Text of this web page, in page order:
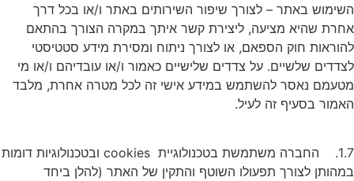
השימוש באתר – לצורך שיפור השירותים באתר ו/או בכל דרך
אחרת שהיא מציעה, ליצירת קשר איתך במקרה הצורך בהתאם
להוראות חוק הספאם, או לצורך ניתוח ומסירת מידע סטטיסטי
לצדדים שלשיים. על צדדים שלישיים כאמור ו/או עובדיהם ו/או מי
מטעמם נאסר להשתמש במידע אישי זה לכל מטרה אחרת, מלבד
האמור בסעיף זה לעיל.
1.7. החברה משתמשת בטכנולוגיית cookies ובטכנולוגיות דומות
במהותן לצורך תפעולו השוטף והתקין של האתר (להלן ביחד